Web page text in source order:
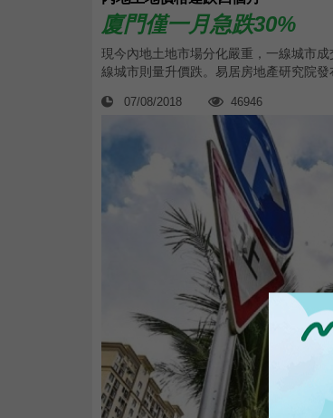
廈門僅一月急跌30%
現今內地土地市場分化嚴重，一線城市
線城市則量升價跌。易居房地產研究院
07/08/2018 46946